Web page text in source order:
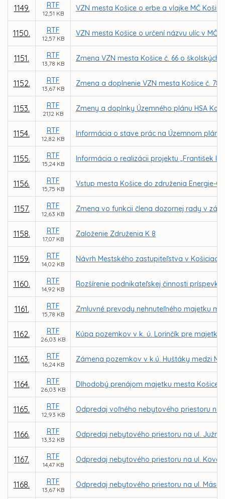
1149. RTF
12,51 KB
VZN mesta Košice o erbe a vlajke MČ
1150. RTF
12,57 KB
VZN mesta Košice o určení názvu ulíc v MČ
1151. RTF
13,78 KB
Zmena VZN mesta Košice č. 66 o školských
1152. RTF
13,67 KB
Zmena a doplnenie VZN mesta Košice č.
1153. RTF
21,12 KB
Zmeny a doplnky Územného plánu HSA
1154. RTF
12,82 KB
Informácia o stave prác na Územnom pláne
1155. RTF
15,24 KB
Informácia o realizácii projektu „František II.
1156. RTF
15,75 KB
Vstup mesta Košice do združenia Energie-
1157. RTF
12,63 KB
Zmena vo funkcii člena dozornej rady v
1158. RTF
17,07 KB
Založenie Združenia K 8
1159. RTF
14,02 KB
Návrh Mestského zastupiteľstva v
1160. RTF
14,92 KB
Rozšírenie podnikateľskej činnosti
1161. RTF
15,78 KB
Zmluvné prevody nehnuteľného majetku
1162. RTF
26,03 KB
Kúpa pozemkov v k. ú. Lorinčík pre
1163. RTF
16,24 KB
Zámena pozemkov v k.ú. Huštáky medzi
1164. RTF
26,03 KB
Dlhodobý prenájom majetku mesta Košice
1165. RTF
12,93 KB
Odpredaj voľného nebytového priestoru na
1166. RTF
13,32 KB
Odpredaj nebytového priestoru na ul. Južná
1167. RTF
14,47 KB
Odpredaj nebytového priestoru na ul.
1168. RTF
13,67 KB
Odpredaj nebytového priestoru na ul.